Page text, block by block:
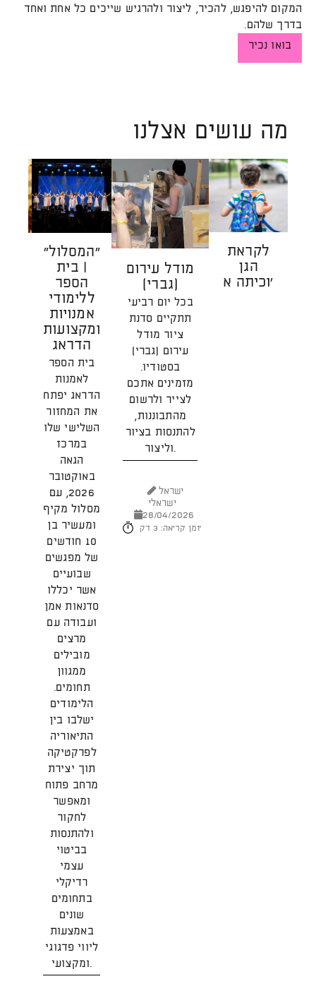
המקום להיפגש, להכיר, ליצור ולהרגיש שייכים כל אחת ואחד
בדרך שלהם.
בואו נכיר
שמחבר
בין
מה עושים אצלנו
לקראת
הגן
וכיתה א'
מודל עירום
(גברי)
בכל יום רביעי
תתקיים סדנת
ציור מודל
עירום (גברי)
בסטודיו.
מזמינים אתכם
לצייר ולרשום
מהתבוננות,
להתנסות בציור
וליצור.
ישראל
ישראלי
28/04/2026
זמן קריאה: 3 דק'
״המסלול״
| בית
הספר
ללימודי
אמנויות
ומקצועות
הדראג
בית הספר
לאמנות
הדראג יפתח
את המחזור
השלישי שלו
במרכז
הגאה
באוקטובר
2026, עם
מסלול מקיף
ומעשיר בן
10 חודשים
של מפגשים
שבועיים
אשר יכללו
סדנאות אמן
ועבודה עם
מרצים
מובילים
ממגוון
תחומים.
הלימודים
ישלבו בין
התיאוריה
לפרקטיקה
תוך יצירת
מרחב פתוח
ומאפשר
לחקור
ולהתנסות
בביטוי
עצמי
רדיקלי
בתחומים
שונים
באמצעות
ליווי פדגוגי
ומקצועי.